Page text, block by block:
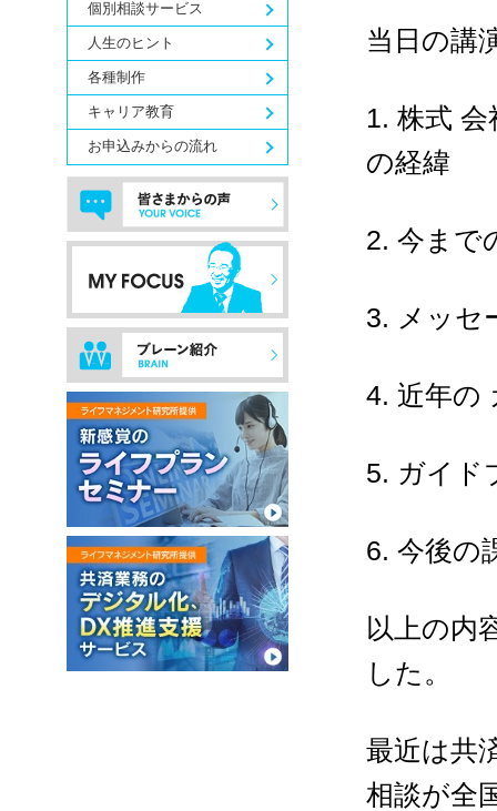
個別相談サービス
人生のヒント
各種制作
キャリア教育
お申込みからの流れ
当日の講
1. 株式
の経緯
2. 今まで
3. メッセ
4. 近年の
5. ガイド
6. 今後の
以上の内
した。
最近は共
相談が全